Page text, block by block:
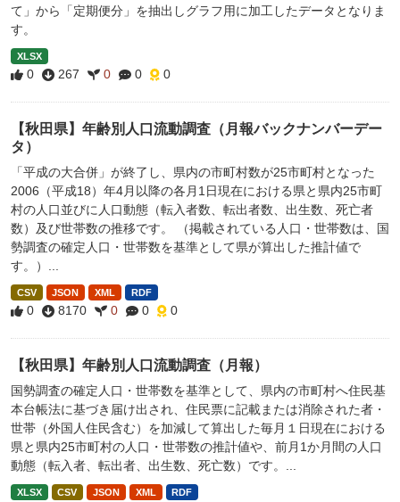
て」から「定期便分」を抽出しグラフ用に加工したデータとなりま
す。
XLSX
0 267 0 0 0
【秋田県】年齢別人口流動調査（月報バックナンバーデー
タ）
「平成の大合併」が終了し、県内の市町村数が25市町村となった
2006（平成18）年4月以降の各月1日現在における県と県内25市町
村の人口並びに人口動態（転入者数、転出者数、出生数、死亡者
数）及び世帯数の推移です。 （掲載されている人口・世帯数は、国
勢調査の確定人口・世帯数を基準として県が算出した推計値で
す。）...
CSV JSON XML RDF
0 8170 0 0 0
【秋田県】年齢別人口流動調査（月報）
国勢調査の確定人口・世帯数を基準として、県内の市町村へ住民基
本台帳法に基づき届け出され、住民票に記載または消除された者・
世帯（外国人住民含む）を加減して算出した毎月１日現在における
県と県内25市町村の人口・世帯数の推計値や、前月1か月間の人口
動態（転入者、転出者、出生数、死亡数）です。...
XLSX CSV JSON XML RDF